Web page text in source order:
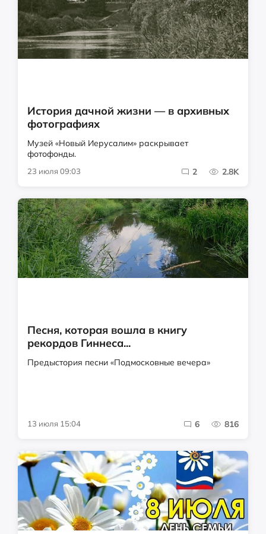
История дачной жизни — в архивных
фотографиях
Музей «Новый Иерусалим» раскрывает
фотофонды.
23 июля 09:03 2 2.8K
Песня, которая вошла в книгу
рекордов Гиннеса...
Предыстория песни «Подмосковные вечера»
13 июля 15:04 6 816